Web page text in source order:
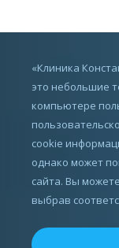
«Клиника
это небольшие
компьютере
cookie
однако может
сайта. Вы
выбрав